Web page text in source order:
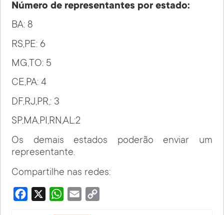
Número de representantes por estado:
BA: 8
RS,PE: 6
MG,TO: 5
CE,PA: 4
DF,RJ,PR,: 3
SP,MA,PI,RN,AL:2
Os demais estados poderão enviar um
representante.
Compartilhe nas redes:
Facebook WhatsApp
Email